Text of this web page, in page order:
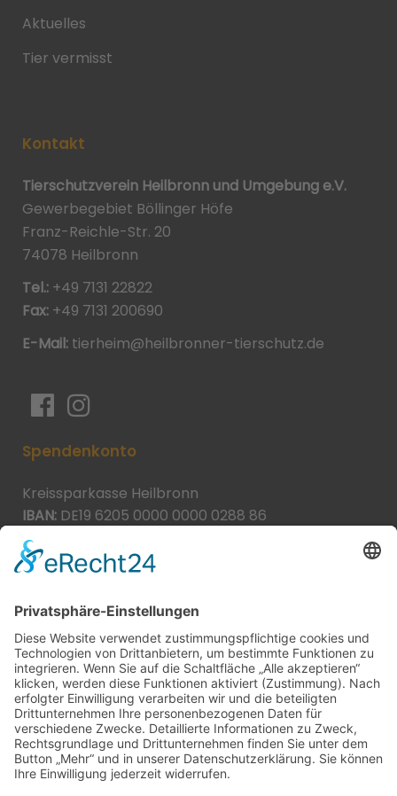
Aktuelles
Tier vermisst
Kontakt
Tierschutzverein Heilbronn und Umgebung e.V.
Gewerbegebiet Böllinger Höfe
Franz-Reichle-Str. 20
74078 Heilbronn
Tel.: +49 7131 22822
Fax: +49 7131 200690
E-Mail: tierheim@heilbronner-tierschutz.de
Spendenkonto
Kreissparkasse Heilbronn
IBAN: DE19 6205 0000 0000 0288 86
BIC:
Spende direkt via PayPal
JETZT SPENDEN
paypal@heilbronner-tierschutz.de